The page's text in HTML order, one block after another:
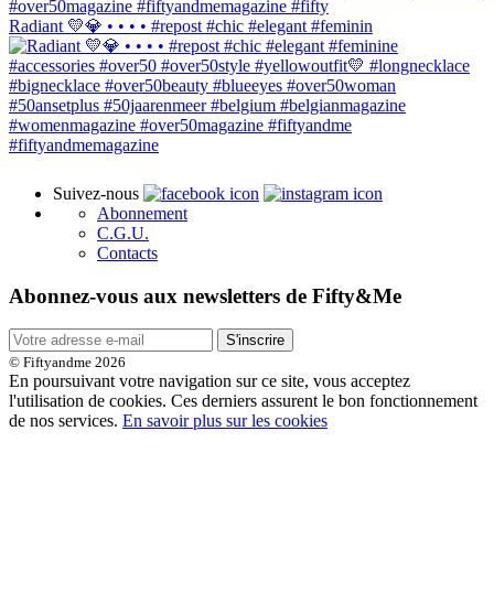
Radiant 💛💎 • • • • #repost #chic #elegant #feminin
Suivez-nous
Abonnement
C.G.U.
Contacts
Abonnez-vous aux newsletters de Fifty&Me
S'inscrire
© Fiftyandme 2026
En poursuivant votre navigation sur ce site, vous acceptez
l'utilisation de cookies. Ces derniers assurent le bon fonctionnement
de nos services. En savoir plus sur les cookies